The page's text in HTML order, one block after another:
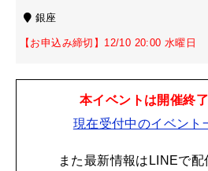
銀座
【お申込み締切】12/10 20:00 水曜日
本イベントは開催終了
現在受付中のイベント
また最新情報はLINEで配